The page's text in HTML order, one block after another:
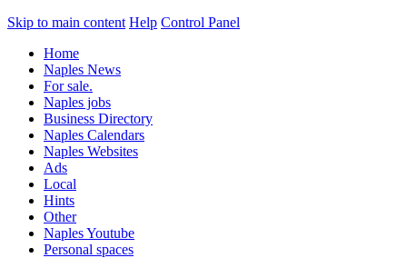
Skip to main content Help Control Panel
Home
Naples News
For sale.
Naples jobs
Business Directory
Naples Calendars
Naples Websites
Ads
Local
Hints
Other
Naples Youtube
Personal spaces